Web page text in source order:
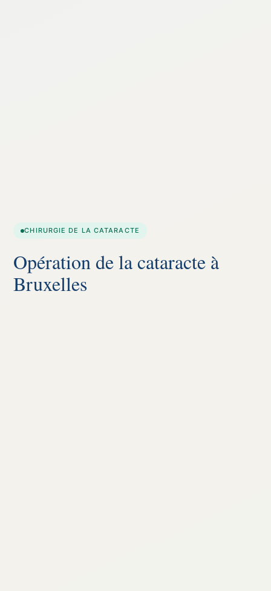
CHIRURGIE DE LA CATARACTE
Opération de la cataracte à
Bruxelles